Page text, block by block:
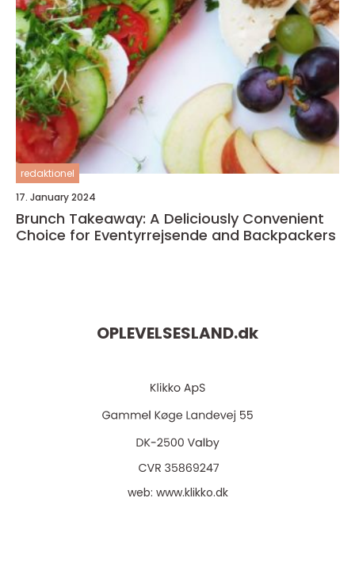
redaktionel
17. January 2024
Brunch Takeaway: A Deliciously Convenient
Choice for Eventyrrejsende and Backpackers
OPLEVELSESLAND.dk
web: www.klikko.dk